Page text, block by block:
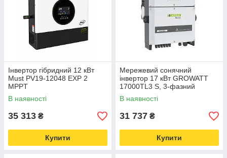
Інвертор гібридний 12 кВт
Must PV19-12048 EXP 2
MPPT
В наявності
35 313 ₴
Купити
Мережевий сонячний
інвертор 17 кВт GROWATT
17000TL3 S, 3-фазний
В наявності
31 737 ₴
Купити